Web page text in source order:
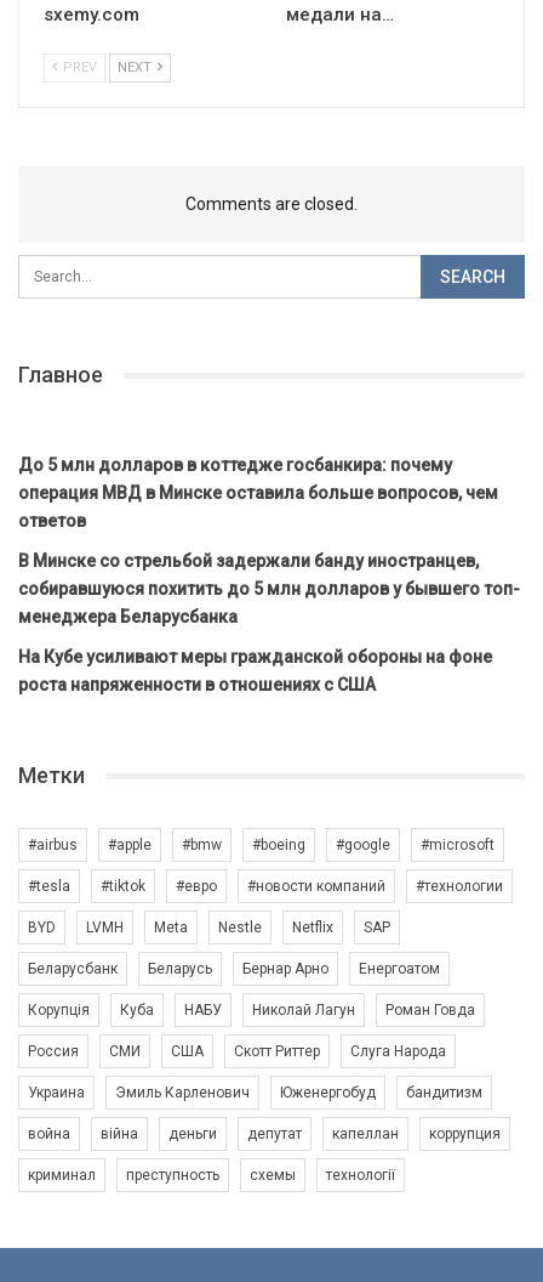
sxemy.com
медали на…
PREV NEXT
Comments are closed.
Главное
До 5 млн долларов в коттедже госбанкира: почему
операция МВД в Минске оставила больше вопросов, чем
ответов
В Минске со стрельбой задержали банду иностранцев,
собиравшуюся похитить до 5 млн долларов у бывшего топ-
менеджера Беларусбанка
На Кубе усиливают меры гражданской обороны на фоне
роста напряженности в отношениях с США
Метки
#airbus #apple #bmw #boeing #google #microsoft
#tesla #tiktok #евро #новости компаний #технологии
BYD LVMH Meta Nestle Netflix SAP
Беларусбанк Беларусь Бернар Арно Енергоатом
Корупція Куба НАБУ Николай Лагун Роман Говда
Россия СМИ США Скотт Риттер Слуга Народа
Украина Эмиль Карленович Юженергобуд бандитизм
война війна деньги депутат капеллан коррупция
криминал преступность схемы технології